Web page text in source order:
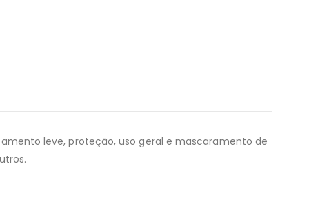
leve, proteção, uso geral e mascaramento de